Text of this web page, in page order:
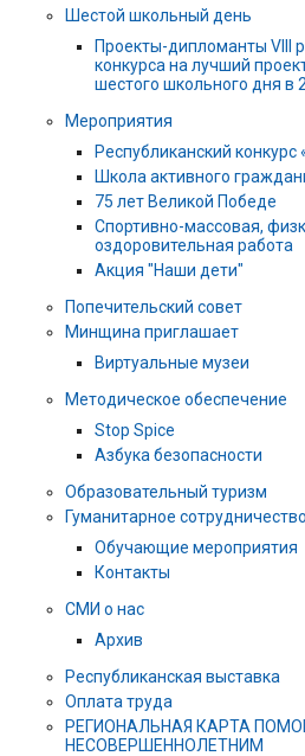
Шестой школьный день
Проекты-дипломанты VIII
конкурса на лучший
шестого школьного дня в
Мероприятия
Республиканский
Школа активного
75 лет Великой Победе
Спортивно-массовая,
оздоровительная работа
Акция "Наши дети"
Попечительский совет
Минщина приглашает
Виртуальные музеи
Методическое обеспечение
Stop Spice
Азбука безопасности
Образовательный туризм
Гуманитарное сотрудничество
Обучающие мероприятия
Контакты
СМИ о нас
Архив
Республиканская выставка
Оплата труда
РЕГИОНАЛЬНАЯ КАРТА
НЕСОВЕРШЕННОЛЕТНИМ